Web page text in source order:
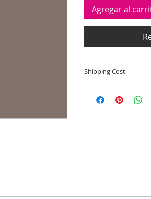
Agregar al
Shipping Cost
to state shipping